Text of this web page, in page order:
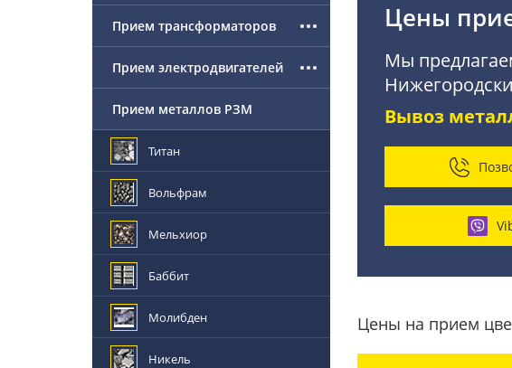
Цены
Мы
Вывоз
Цены на прием
Прием трансформаторов
Прием электродвигателей
Прием металлов РЗМ
Титан
Вольфрам
Мельхиор
Баббит
Молибден
Никель